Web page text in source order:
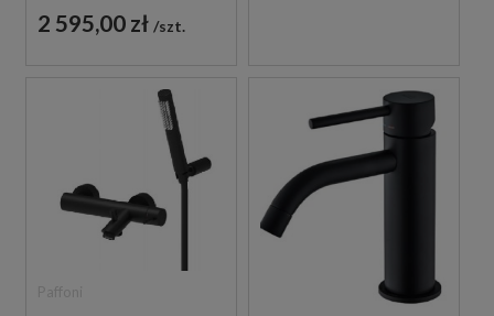
CZARNA
2 595,00 zł szt.